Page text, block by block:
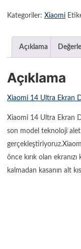
Kategoriler: Xiaomi
Açıklama
Açıklama
Xiaomi 14 Ultra Ekran
Xiaomi 14 Ultra Ekran
son model teknoloji
önce kırık olan
kalmadan kasanın alt